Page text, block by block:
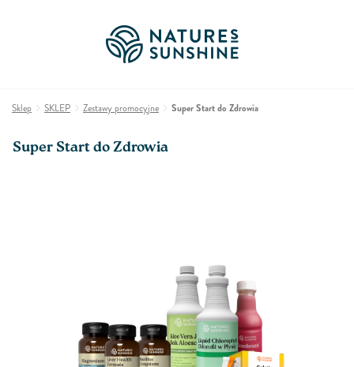
Sklep SKLEP Zestawy promocyjne Super Start do Zdrowia
Super Start do Zdrowia